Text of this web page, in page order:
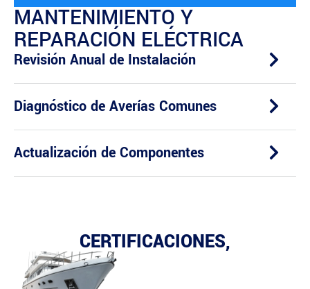
MANTENIMIENTO Y
REPARACIÓN ELÉCTRICA
Revisión Anual de Instalación
Diagnóstico de Averías Comunes
Actualización de Componentes
CERTIFICACIONES,